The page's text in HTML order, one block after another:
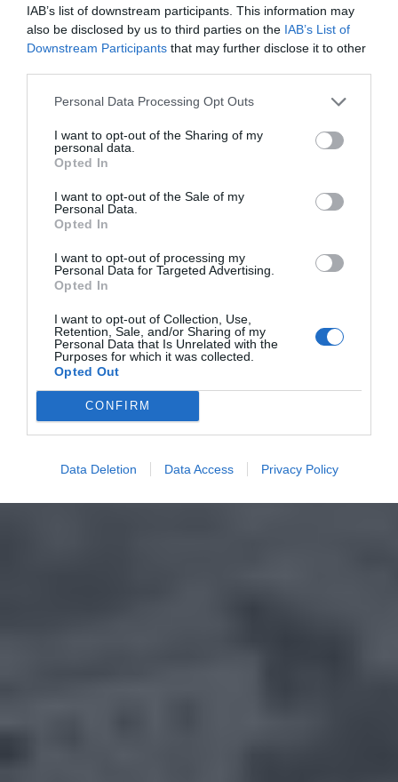
IAB’s list of downstream participants. This information may
also be disclosed by us to third parties on the IAB’s List of
Downstream Participants that may further disclose it to other
Personal Data Processing Opt Outs
I want to opt-out of the Sharing of my
personal data.
Opted In
I want to opt-out of the Sale of my
Personal Data.
Opted In
I want to opt-out of processing my
Personal Data for Targeted Advertising.
Opted In
I want to opt-out of Collection, Use,
Retention, Sale, and/or Sharing of my
Personal Data that Is Unrelated with the
Purposes for which it was collected.
Opted Out
CONFIRM
Data Deletion Data Access Privacy Policy